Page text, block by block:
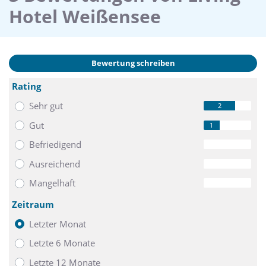
Hotel Weißensee
Bewertung schreiben
Rating
Sehr gut
2
Gut 1
Befriedigend
Ausreichend
Mangelhaft
Zeitraum
Letzter Monat
Letzte 6 Monate
Letzte 12 Monate